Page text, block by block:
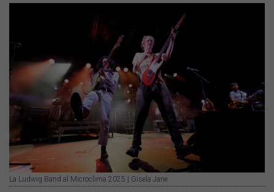
La Ludwig Band al Microclima 2025 | Gisela Jane